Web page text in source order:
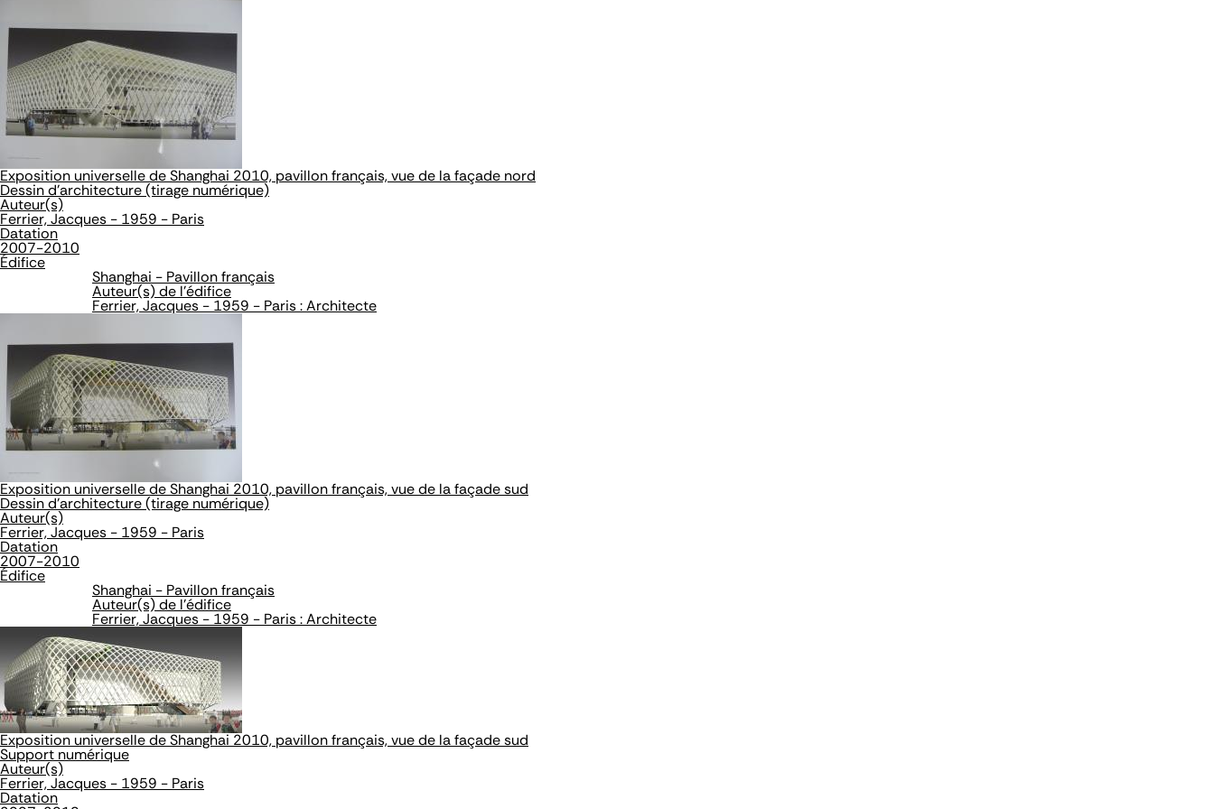
Exposition universelle de Shanghai 2010, pavillon français, vue de la façade nord
Dessin d'architecture (tirage numérique)
Auteur(s)
Ferrier, Jacques - 1959 - Paris
Datation
2007-2010
Édifice
Shanghai - Pavillon français
Auteur(s) de l'édifice
Ferrier, Jacques - 1959 - Paris : Architecte
Exposition universelle de Shanghai 2010, pavillon français, vue de la façade sud
Dessin d'architecture (tirage numérique)
Auteur(s)
Ferrier, Jacques - 1959 - Paris
Datation
2007-2010
Édifice
Shanghai - Pavillon français
Auteur(s) de l'édifice
Ferrier, Jacques - 1959 - Paris : Architecte
Exposition universelle de Shanghai 2010, pavillon français, vue de la façade sud
Support numérique
Auteur(s)
Ferrier, Jacques - 1959 - Paris
Datation